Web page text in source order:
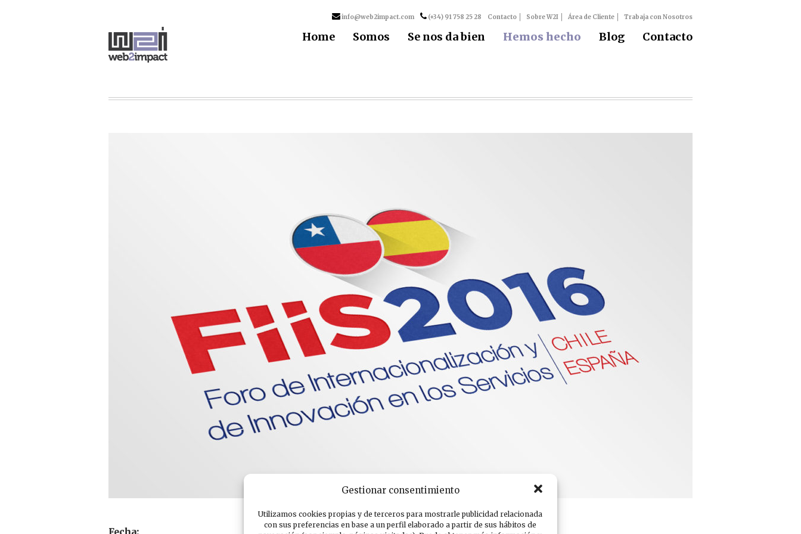
Gestionar consentimiento
Utilizamos cookies propias y de terceros para mostrarle publicidad relacionada
con sus preferencias en base a un perfil elaborado a partir de sus hábitos de
info@web2impact.com (+34) 91 758 25 28 Contacto Sobre W2I Área de Cliente Trabaja con Nosotros
Home Somos Se nos da bien Hemos hecho Blog Contacto
Fecha: